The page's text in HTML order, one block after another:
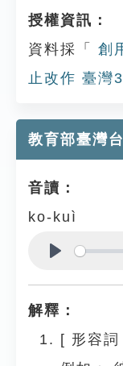
授權資訊：
資料採「
創
止改作 臺灣
教育部臺灣
音讀：
ko-kuì
解釋：
[ 形容詞